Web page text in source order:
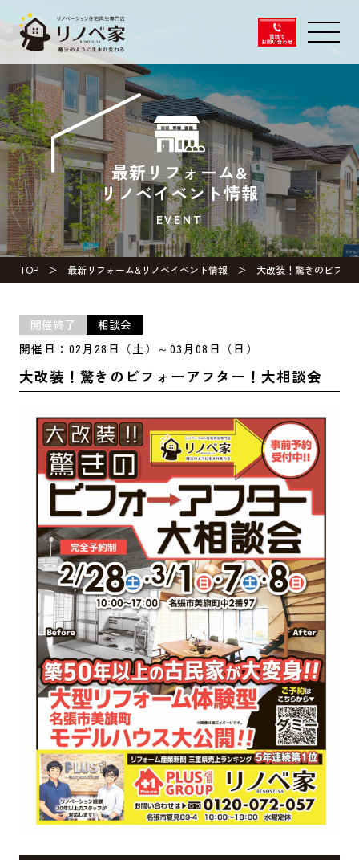
最新リフォーム&
リノベイベント情報
EVENT
TOP 最新リフォーム&リノベイベント情報 大改装！驚きのビフォ
開催終了
相談会
開催日：02月28日（土）～03月08日（日）
大改装！驚きのビフォーアフター！大相談会